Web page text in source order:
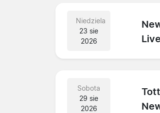
Niedziela
23 sie
2026
Sobota
29 sie
2026